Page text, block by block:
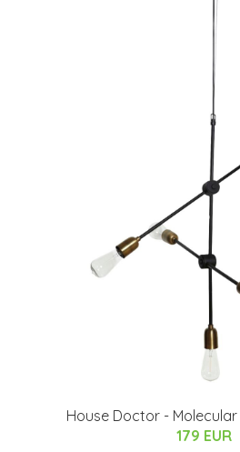
House Doctor - Molecular
179 EUR